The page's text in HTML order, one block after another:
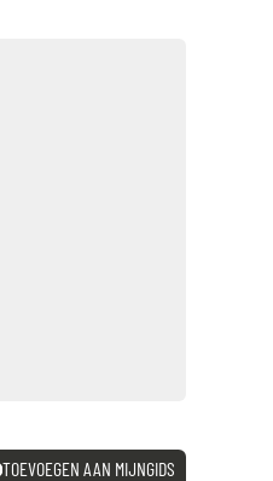
TOEVOEGEN AAN MIJNGIDS